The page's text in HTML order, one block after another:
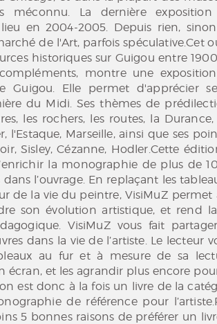
méconnu. La dernière
en 2004-2005. Depuis rien,
de l'Art, parfois spéculative.Cet
historiques sur Guigou entre
montre une
Guigou. Elle permet d'apprécier
du Midi. Ses thèmes de
les rochers, les routes, la
l'Estaque, Marseille, ainsi que ses
Sisley, Cézanne, Hodler.Cette
la monographie de plus de
l’ouvrage. En replaçant les
de la vie du peintre, VisiMuZ permet
son évolution artistique, et rend
VisiMuZ vous fait
dans la vie de l’artiste. Le lecteur
au fur et à mesure de sa
écran, et les agrandir plus encore
est donc à la fois un livre de la
de référence pour
5 bonnes raisons de préférer un